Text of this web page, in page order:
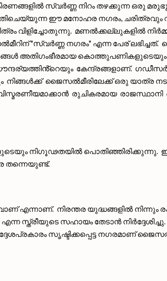
സ്വർണ്ണ നിറം തഴക്കുന്ന ഒരു
ഈ മനോഹര നഗരം,
വിളിച്ചോതുന്നു. മണൽക്കല്ലുകളിൽ
"സ്വർണ്ണ നഗരം" എന്ന പേര് ലഭിച്ചത്.
അതിഗംഭീരമായ
കേന്ദ്രങ്ങളാണ്.
ജൈസൽമീരിലേക്ക് ഒരു യാത്ര
രുചികരമായ
നിഗൂഢതയിൽ പൊതിഞ്ഞിരിക്കുന്നു.
തന്നെയുണ്ട്.
എന്നാണ്. നിരന്തര യുദ്ധങ്ങളിൽ നിന്നും
സ്ത്രീയുടെ സഹായം തേടാൻ
സൃഷ്ടിക്കപ്പെട്ട നഗരമാണ്